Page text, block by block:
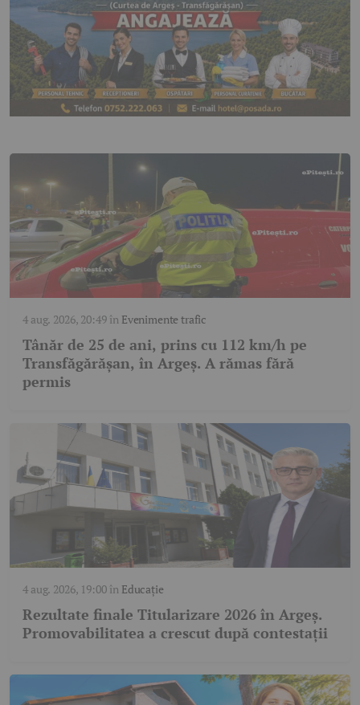
4 aug. 2026, 20:49în Evenimente trafic
Tânăr de 25 de ani, prins cu 112 km/h pe
Transfăgărășan, în Argeș. A rămas fără
permis
4 aug. 2026, 19:00în Educație
Rezultate finale Titularizare 2026 în Argeș.
Promovabilitatea a crescut după contestații